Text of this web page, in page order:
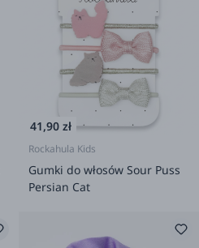
41,90 zł
Rockahula Kids
Gumki do włosów Sour Puss
Persian Cat